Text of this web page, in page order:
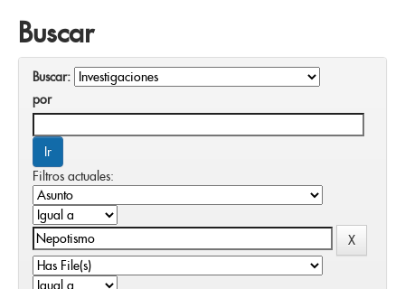
Buscar
Buscar:
por
Filtros actuales: